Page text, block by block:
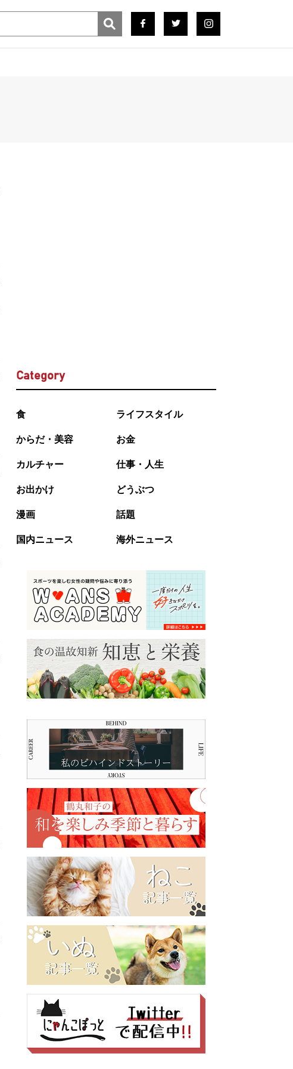
Category
食 ライフスタイル
からだ・美容 お金
カルチャー 仕事・人生
お出かけ どうぶつ
漫画 話題
国内ニュース 海外ニュース